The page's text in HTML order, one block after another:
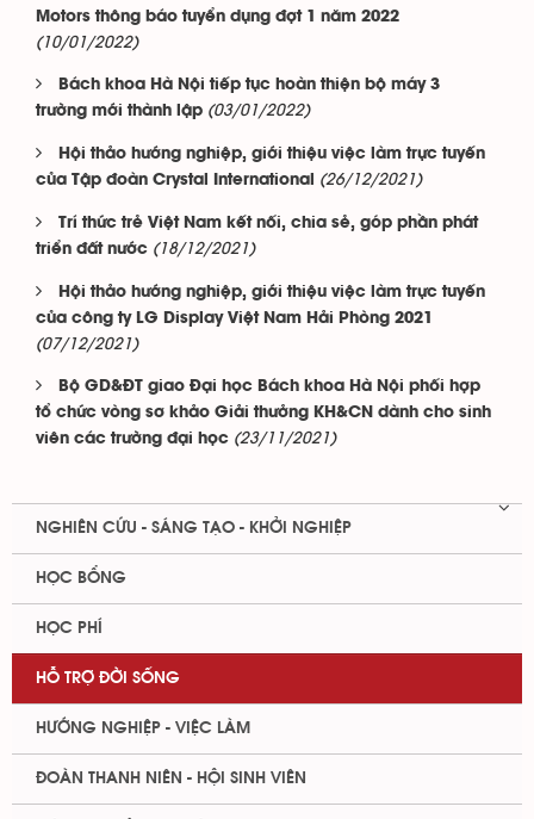
Motors thông báo tuyển dụng đợt 1 năm 2022
(10/01/2022)
Bách khoa Hà Nội tiếp tục hoàn thiện bộ máy 3
trường mới thành lập (03/01/2022)
Hội thảo hướng nghiệp, giới thiệu việc làm trực tuyến
của Tập đoàn Crystal International
(26/12/2021)
Trí thức trẻ Việt Nam kết nối, chia sẻ, góp phần phát
triển đất nước (18/12/2021)
Hội thảo hướng nghiệp, giới thiệu việc làm trực tuyến
của công ty LG Display Việt Nam Hải Phòng 2021
(07/12/2021)
Bộ GD&ĐT giao Đại học Bách khoa Hà Nội phối hợp
tổ chức vòng sơ khảo Giải thưởng KH&CN dành cho sinh
viên các trường đại học (23/11/2021)
NGHIÊN CỨU - SÁNG TẠO - KHỞI NGHIỆP
HỌC BỔNG
HỌC PHÍ
HỖ TRỢ ĐỜI SỐNG
HƯỚNG NGHIỆP - VIỆC LÀM
ĐOÀN THANH NIÊN - HỘI SINH VIÊN